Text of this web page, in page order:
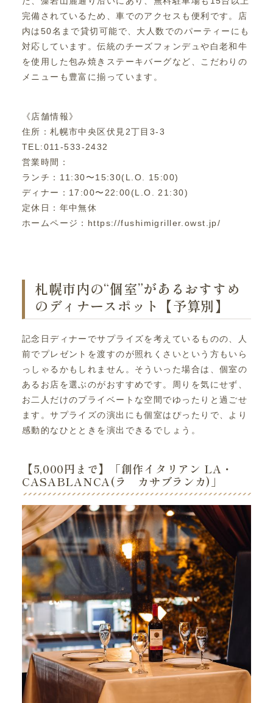
完備されているため、車でのアクセスも便利です。店
内は50名まで貸切可能で、大人数でのパーティーにも
対応しています。伝統のチーズフォンデュや白老和牛
を使用した包み焼きステーキバーグなど、こだわりの
メニューも豊富に揃っています。
《店舗情報》
住所：札幌市中央区伏見2丁目3-3
TEL:011-533-2432
営業時間：
ランチ：11:30〜15:30(L.O. 15:00)
ディナー：17:00〜22:00(L.O. 21:30)
定休日：年中無休
ホームページ：https://fushimigriller.owst.jp/
札幌市内の“個室”があるおすすめ
のディナースポット【予算別】
記念日ディナーでサプライズを考えているものの、人
前でプレゼントを渡すのが照れくさいという方もいら
っしゃるかもしれません。そういった場合は、個室の
あるお店を選ぶのがおすすめです。周りを気にせず、
お二人だけのプライベートな空間でゆったりと過ごせ
ます。サプライズの演出にも個室はぴったりで、より
感動的なひとときを演出できるでしょう。
【5,000円まで】「創作イタリアン LA・
CASABLANCA(ラ カサブランカ)」